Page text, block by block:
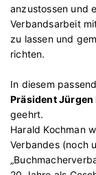
anzustossen und
Verbandsarbeit
zu lassen und
richten.
In diesem
Präsident
geehrt.
Harald Kochman
Verbandes (noch